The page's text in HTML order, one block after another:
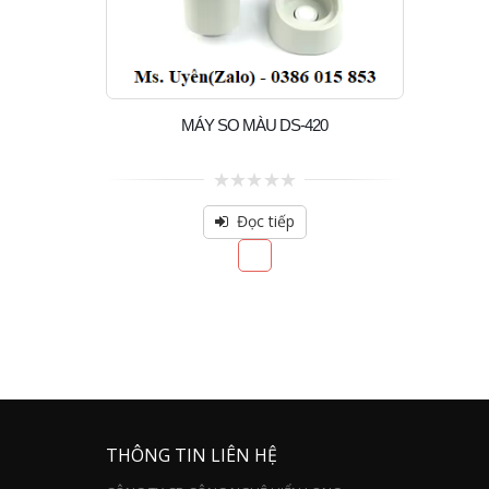
MÁY SO MÀU DS-420
0
out
of
Đọc tiếp
THÔNG TIN LIÊN HỆ